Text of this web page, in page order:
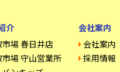
介
市場 春日井店
市場 守山営業所
会社案内
会社案内
採用情報